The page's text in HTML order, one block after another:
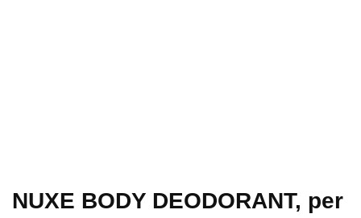
NUXE BODY DEODORANT, per